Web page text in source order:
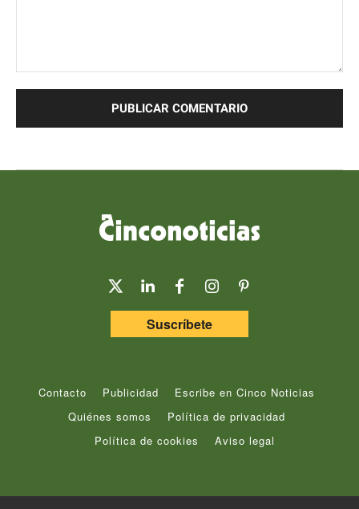
Suscríbete
Contacto Publicidad
Escribe en Cinco Noticias
Quiénes somos
Política de privacidad
Política de cookies
Aviso legal